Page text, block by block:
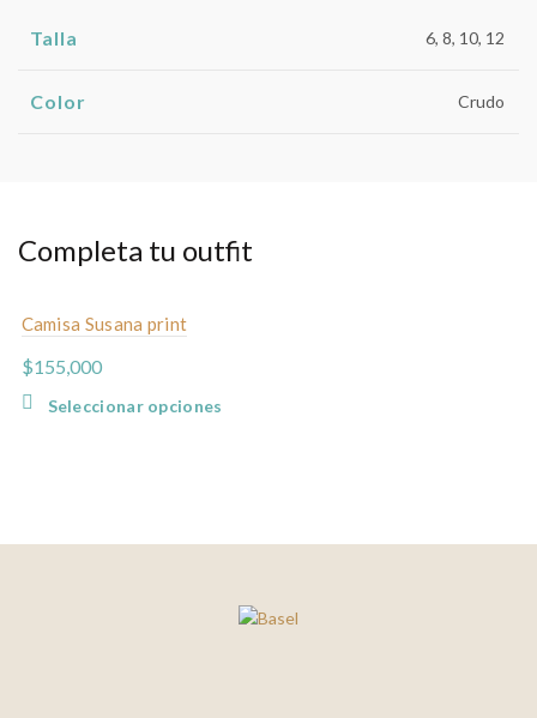
Talla 6, 8, 10, 12
Color Crudo
Completa tu outfit
Camisa Susana print
$155,000
Seleccionar opciones
pueden